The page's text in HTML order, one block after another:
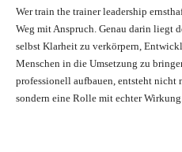
Wer train the trainer leadership
Weg mit Anspruch. Genau darin liegt
selbst Klarheit zu verkörpern,
Menschen in die Umsetzung zu
professionell aufbauen, entsteht nicht
sondern eine Rolle mit echter